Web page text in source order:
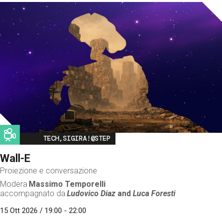
Image
TECH,SIGIRA!@STEP
Wall-E
Proiezione e conversazione
Modera Massimo Temporelli
accompagnato da Ludovico Diaz andLuca Foresti
15 Ott 2026 / 19:00 - 22:00